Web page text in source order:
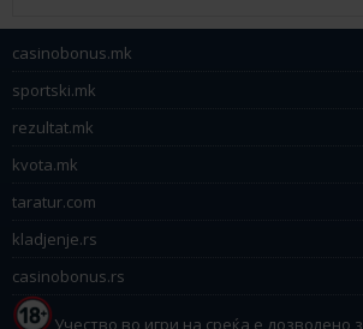
casinobonus.mk
sportski.mk
rezultat.mk
kvota.mk
taratur.com
kladjenje.rs
casinobonus.rs
Учество во игри на среќа е дозволено